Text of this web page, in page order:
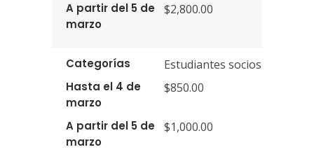
A partir del 5 de
marzo
$2,800.00
Categorías Estudiantes socios
Hasta el 4 de
marzo
$850.00
A partir del 5 de
marzo
$1,000.00